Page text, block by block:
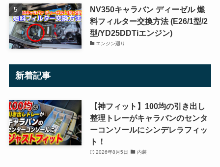
NV350キャラバン ディーゼル 燃
料フィルター交換方法 (E26/1型/2
型/YD25DDTiエンジン)
エンジン廻り
新着記事
【神フィット】100均の引き出し
整理トレーがキャラバンのセンタ
ーコンソールにシンデレラフィッ
ト！
2026年8月5日 内装